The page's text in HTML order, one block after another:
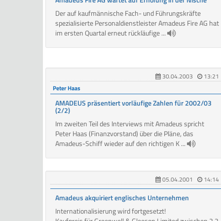
Der auf kaufmännische Fach- und Führungskräfte
spezialisierte Personaldienstleister Amadeus Fire AG hat
im ersten Quartal erneut rückläufige ...
30.04.2003
13:21
Peter Haas
AMADEUS präsentiert vorläufige Zahlen für 2002/03
(2/2)
Im zweiten Teil des Interviews mit Amadeus spricht
Peter Haas (Finanzvorstand) über die Pläne, das
Amadeus-Schiff wieder auf den richtigen K ...
05.04.2001 14:14
Amadeus akquiriert englisches Unternehmen
Internationalisierung wird fortgesetzt!